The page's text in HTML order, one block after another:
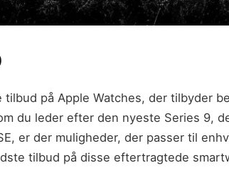
på Apple Watches, der tilbyder
du leder efter den nyeste Series 9,
er der muligheder, der passer til
tilbud på disse eftertragtede